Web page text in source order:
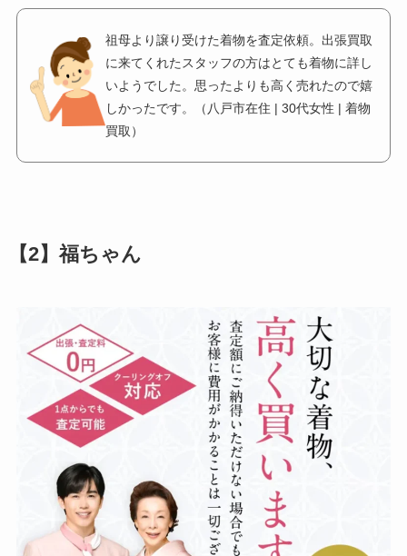
祖母より譲り受けた着物を査定依頼。出張買取
に来てくれたスタッフの方はとても着物に詳し
いようでした。思ったよりも高く売れたので嬉
しかったです。（八戸市在住 | 30代女性 | 着物
買取）
【2】福ちゃん